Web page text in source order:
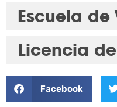
Escuela de
Licencia
Facebook